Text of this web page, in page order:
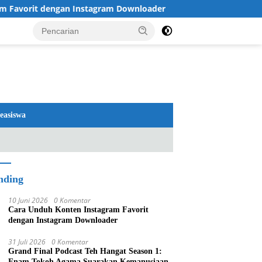
dengan Instagram Downloader
10 Juni 2026 0 Komentar
Cara Unduh Konten Instagram Favorit
dengan Instagram Downloader
31 Juli 2026 0 Komentar
Grand Final Podcast Teh Hangat Season 1: